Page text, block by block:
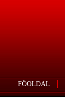
FŐOLDAL